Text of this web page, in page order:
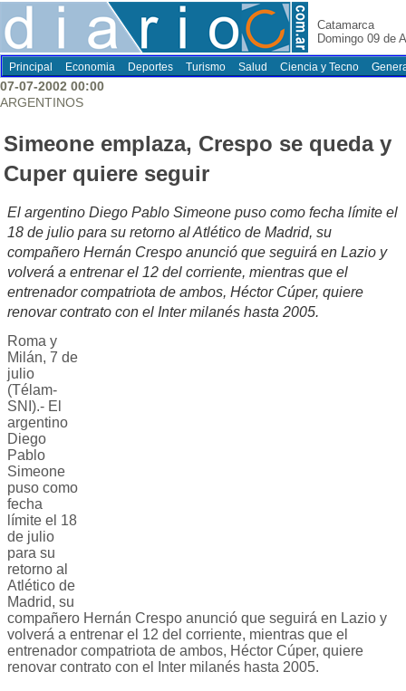
Catamarca
Domingo 09 de
Principal Economia Deportes Turismo Salud Ciencia y Tecno
07-07-2002 00:00
ARGENTINOS
Simeone emplaza, Crespo se queda y
Cuper quiere seguir
El argentino Diego Pablo Simeone puso como fecha límite el
18 de julio para su retorno al Atlético de Madrid, su
compañero Hernán Crespo anunció que seguirá en Lazio y
volverá a entrenar el 12 del corriente, mientras que el
entrenador compatriota de ambos, Héctor Cúper, quiere
renovar contrato con el Inter milanés hasta 2005.
Roma y
Milán, 7 de
julio
(Télam-
SNI).- El
argentino
Diego
Pablo
Simeone
puso como
fecha
límite el 18
de julio
para su
retorno al
Atlético de
Madrid, su
compañero Hernán Crespo anunció que seguirá en Lazio y
volverá a entrenar el 12 del corriente, mientras que el
entrenador compatriota de ambos, Héctor Cúper, quiere
renovar contrato con el Inter milanés hasta 2005.